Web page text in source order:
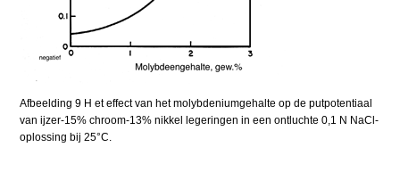
Afbeelding 9 H et effect van het molybdeniumgehalte op de putpotentiaal
van ijzer-15% chroom-13% nikkel legeringen in een ontluchte 0,1 N NaCl-
oplossing bij 25°C.